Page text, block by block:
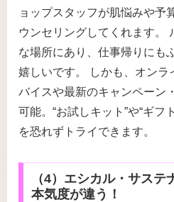
ョップスタッフが肌悩みや予
ウンセリングしてくれます。
な場所にあり、仕事帰りにも
嬉しいです。 しかも、オンラ
バイスや最新のキャンペーン
可能。“お試しキット”や“ギフ
を恐れずトライできます。
（4）エシカル・サス
本気度が違う！